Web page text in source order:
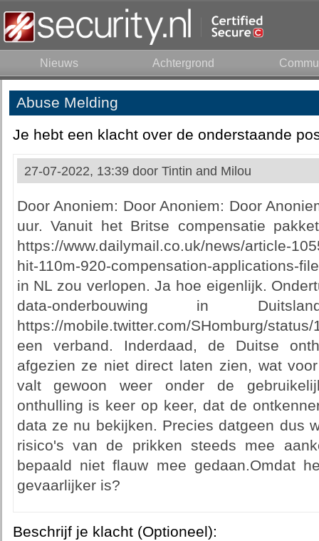
Nieuws Achtergrond
Abuse Melding
Je hebt een klacht over de onderstaande
27-07-2022, 13:39 door Tintin and Milou
Door Anoniem: Door Anoniem: Door
uur. Vanuit het Britse compensatie
https://www.dailymail.co.uk/news/article-
hit-110m-920-compensation-applications-
in NL zou verlopen. Ja hoe eigenlijk.
data-onderbouwing in
https://mobile.twitter.com/SHomburg/
een verband. Inderdaad, de Duitse
afgezien ze niet direct laten zien, wat
valt gewoon weer onder de
onthulling is keer op keer, dat de
data ze nu bekijken. Precies datgeen dus
risico's van de prikken steeds mee
bepaald niet flauw mee gedaan.Omdat
gevaarlijker is?
Beschrijf je klacht (Optioneel):